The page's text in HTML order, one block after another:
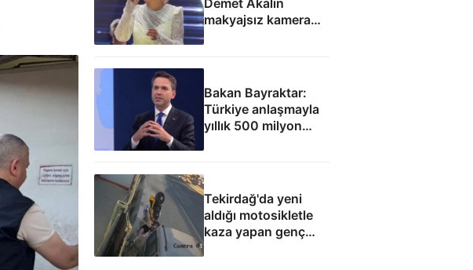
Demet Akalın
makyajsız kamera
karşısına geçti
Bakan Bayraktar:
Türkiye anlaşmayla
yıllık 500 milyon
Tekirdağ'da yeni
aldığı motosikletle
kaza yapan genç
can verdi